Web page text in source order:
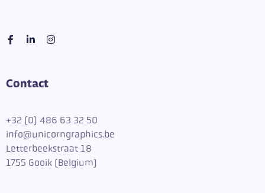
Contact
+32 (0) 486 63 32 50
info@unicorngraphics.be
Letterbeekstraat 18
1755 Gooik (Belgium)